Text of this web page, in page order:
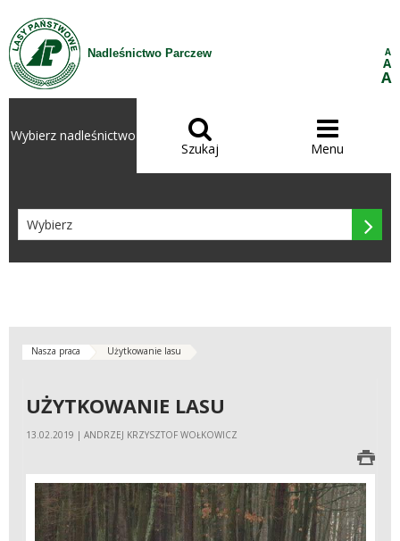
Przejdź do treści
Nadleśnictwo Parczew A
A
A
Wybierz nadleśnictwo 
Szukaj

Menu

Nasza praca Użytkowanie lasu
UŻYTKOWANIE LASU
13.02.2019 | ANDRZEJ KRZYSZTOF WOŁKOWICZ